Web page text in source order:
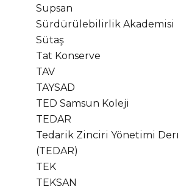
Supsan
Sürdürülebilirlik Akademisi
Sütaş
Tat Konserve
TAV
TAYSAD
TED Samsun Koleji
TEDAR
Tedarik Zinciri Yönetimi
(TEDAR)
TEK
TEKSAN